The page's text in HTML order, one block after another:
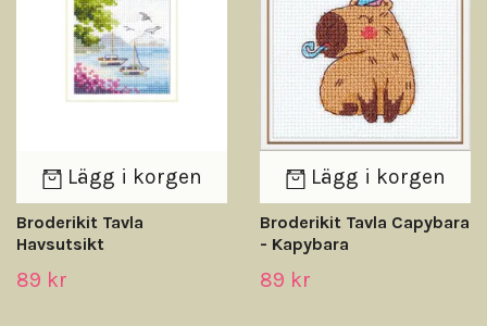
Lägg i korgen
Broderikit Tavla
Havsutsikt
89 kr
Lägg i korgen
Broderikit Tavla Capybara
- Kapybara
89 kr